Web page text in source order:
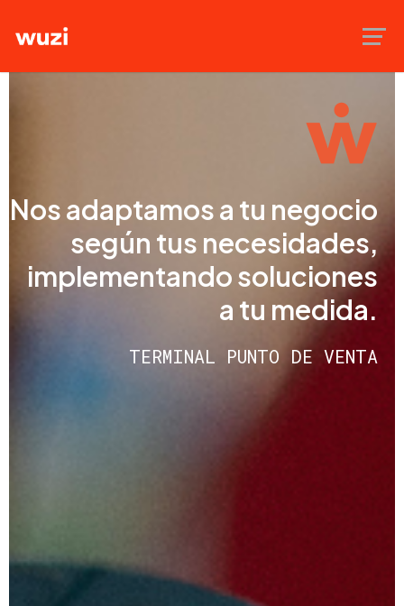
Nos adaptamos a tu negocio
según tus necesidades,
implementando soluciones
a tu medida.
TERMINAL PUNTO DE VENTA